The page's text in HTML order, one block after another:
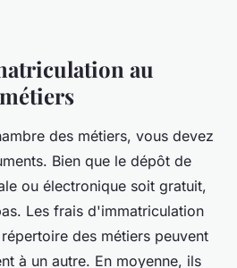
au
des métiers, vous devez
Bien que le dépôt de
ou électronique soit gratuit,
Les frais d'immatriculation
des métiers peuvent
à un autre. En moyenne, ils